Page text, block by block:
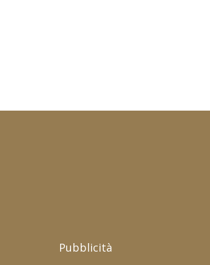
Pubblicità